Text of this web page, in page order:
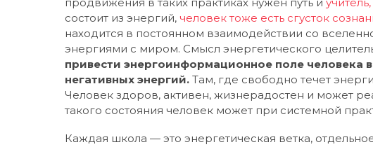
состоит из энергий, человек тоже есть сгусток
находится в постоянном взаимодействии со
энергиями с миром. Смысл энергетического
привести энергоинформационное поле человека
негативных энергий. Там, где свободно течет
Человек здоров, активен, жизнерадостен и может
такого состояния человек может при системной
Каждая школа — это энергетическая ветка,